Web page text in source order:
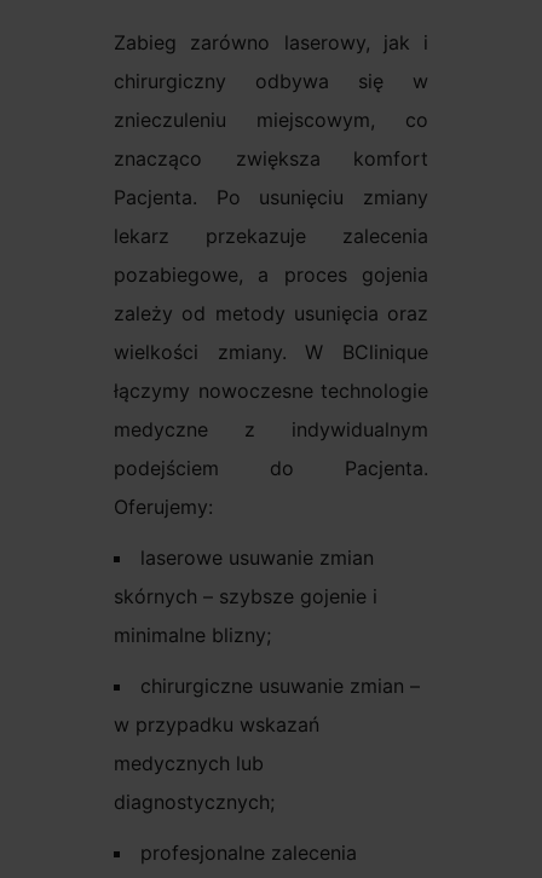
Zabieg zarówno laserowy, jak i
chirurgiczny odbywa się w
znieczuleniu miejscowym, co
znacząco zwiększa komfort
Pacjenta. Po usunięciu zmiany
lekarz przekazuje zalecenia
pozabiegowe, a proces gojenia
zależy od metody usunięcia oraz
wielkości zmiany. W BClinique
łączymy nowoczesne technologie
medyczne z indywidualnym
podejściem do Pacjenta.
Oferujemy:
laserowe usuwanie zmian
skórnych – szybsze gojenie i
minimalne blizny;
chirurgiczne usuwanie zmian –
w przypadku wskazań
medycznych lub
diagnostycznych;
profesjonalne zalecenia